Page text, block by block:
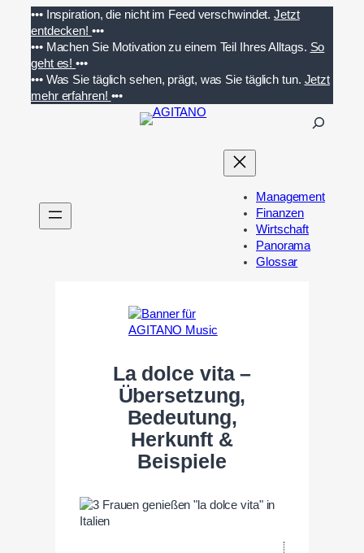
Inhalt
springen
••• Inspiration, die nicht im Feed verschwindet. Jetzt
entdecken! •••
••• Machen Sie Motivation zu einem Teil Ihres Alltags. So
geht es!•••
••• Was Sie täglich sehen, prägt, was Sie täglich tun. Jetzt
mehr erfahren! •••
n
Management
Finanzen
Wirtschaft
Panorama
Glossar
La dolce vita –
Übersetzung,
Bedeutung,
Herkunft &
Beispiele